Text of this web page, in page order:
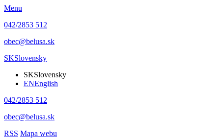
Menu
042/2853 512
obec@belusa.sk
SKSlovensky
SKSlovensky
ENEnglish
042/2853 512
obec@belusa.sk
RSS Mapa webu